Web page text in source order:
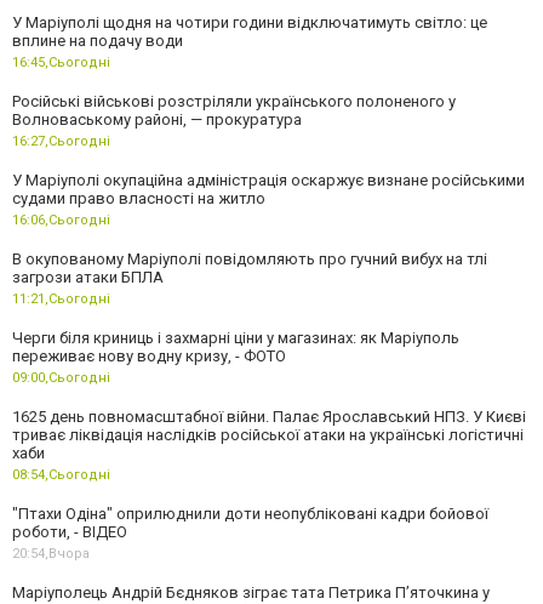
У Маріуполі щодня на чотири години відключатимуть світло: це
вплине на подачу води
16:45,Сьогодні
Російські військові розстріляли українського полоненого у
Волноваському районі, — прокуратура
16:27,Сьогодні
У Маріуполі окупаційна адміністрація оскаржує визнане російськими
судами право власності на житло
16:06,Сьогодні
В окупованому Маріуполі повідомляють про гучний вибух на тлі
загрози атаки БПЛА
11:21,Сьогодні
Черги біля криниць і захмарні ціни у магазинах: як Маріуполь
переживає нову водну кризу, - ФОТО
09:00,Сьогодні
1625 день повномасштабної війни. Палає Ярославський НПЗ. У Києві
триває ліквідація наслідків російської атаки на українські логістичні
хаби
08:54,Сьогодні
"Птахи Одіна" оприлюднили доти неопубліковані кадри бойової
роботи, - ВІДЕО
20:54,Вчора
Маріуполець Андрій Бєдняков зіграє тата Петрика П’яточкина у